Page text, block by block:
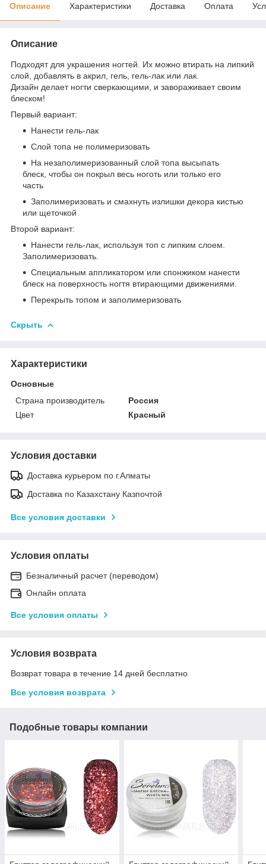
Описание Характеристики Доставка Оплата
Описание
Подходят для украшения ногтей. Их можно втирать на липкий
слой, добавлять в акрил, гель, гель-лак или лак.
Дизайн делает ногти сверкающими, и завораживает своим
блеском!
Первый вариант:
Нанести гель-лак
Слой топа не полимеризовать
На незаполимеризованный слой топа высыпать
блеск, чтобы он покрыл весь ноготь или только его
часть
Заполимеризовать и смахнуть излишки декора кистью
или щеточкой
Второй вариант:
Нанести гель-лак, используя топ с липким слоем.
Заполимеризовать.
Специальным аппликатором или спонжиком нанести
блеск на поверхность ногтя втирающими движениями.
Перекрыть топом и заполимеризовать
Скрыть
Характеристики
Основные
Страна производитель
Россия
Цвет
Красный
Условия доставки
Доставка курьером по г.Алматы
Доставка по Казахстану Казпочтой
Все условия доставки
Условия оплаты
Безналичный расчет (переводом)
Онлайн оплата
Все условия оплаты
Условия возврата
Возврат товара в течение 14 дней бесплатно
Все условия возврата
Подобные товары компании